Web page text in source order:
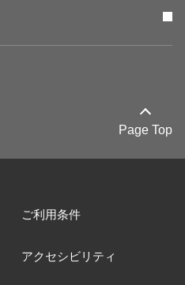
Page Top
ご利用条件
アクセシビリティ